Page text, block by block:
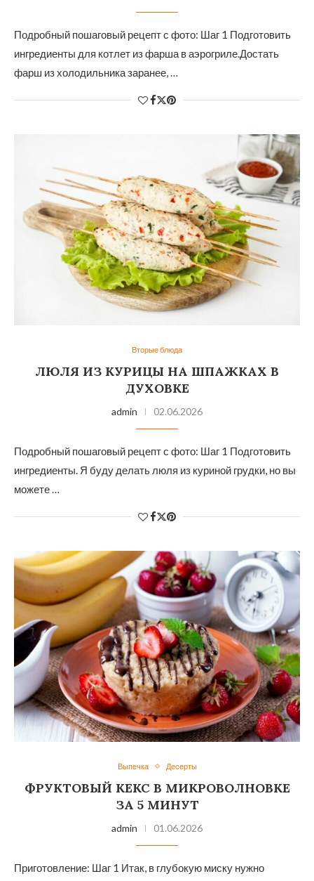
Подробный пошаговый рецепт с фото: Шаг 1 Подготовить
ингредиенты для котлет из фарша в аэрогриле.Достать
фарш из холодильника заранее, …
Вторые блюда
ЛЮЛЯ ИЗ КУРИЦЫ НА ШПАЖКАХ В
ДУХОВКЕ
admin 02.06.2026
Подробный пошаговый рецепт с фото: Шаг 1 Подготовить
ингредиенты. Я буду делать люля из куриной грудки, но вы
можете …
Выпечка Десерты
ФРУКТОВЫЙ КЕКС В МИКРОВОЛНОВКЕ
ЗА 5 МИНУТ
admin 01.06.2026
Приготовление: Шаг 1 Итак, в глубокую миску нужно